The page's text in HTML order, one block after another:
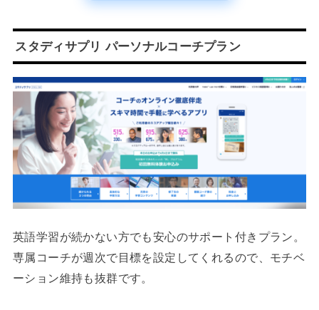
スタディサプリ パーソナルコーチプラン
英語学習が続かない方でも安心のサポート付きプラン。
専属コーチが週次で目標を設定してくれるので、モチベ
ーション維持も抜群です。